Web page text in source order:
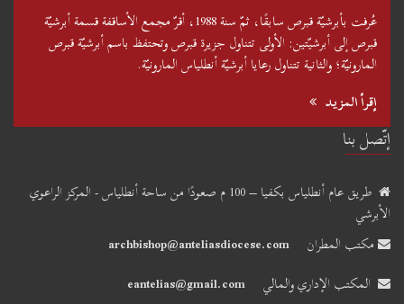
عُرفت بأبرشيّة قبرص سابقًا، ثمّ سنة 1988، أقرّ مجمع الأساقفة قسمة أبرشيّة
قبرص إلى أبرشيّتين: الأولى تتناول جزيرة قبرص وتحتفظ باسم أبرشيّة قبرص
المارونيّة؛ والثانية تتناول رعايا أبرشيّة أنطلياس المارونيّة.
إقرأ المزيد
إتّصل بنا
طريق عام أنطلياس بكفيا – 100 م صعودًا من ساحة أنطلياس - المركز الراعوي
الأبرشي
مكتب المطران
archbishop@anteliasdiocese.com
المكتب الإداري والمالي
eantelias@gmail.com